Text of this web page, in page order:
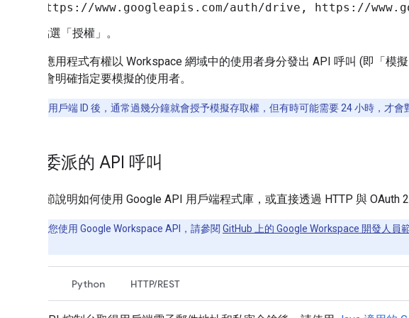
https://www.googleapis.com/auth/drive, https://
點選「授權」 。
現在，應用程式有權以 Workspace 網域中的使用者身分發出 API 呼叫 (即「模
時，您會明確指定要模擬的使用者。
新增用戶端 ID 後，通常過幾分鐘就會授予模擬存取權，但有時可能需要 24 小時，才
發出委派的 API 呼叫
以下章節說明如何使用 Google API 用戶端程式庫，或直接透過 HTTP 與
如果您使用 Google Workspace API，請參閱 GitHub 上的 Google Workspace 開發人員
Python HTTP/REST